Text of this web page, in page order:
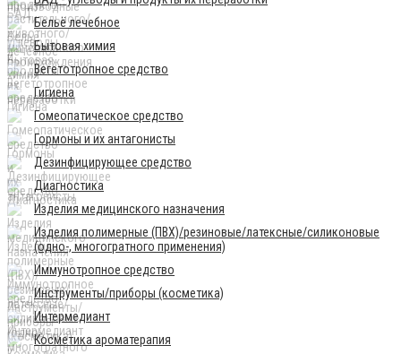
Бельё лечебное
Бытовая химия
Вегетотропное средство
Гигиена
Гомеопатическое средство
Гормоны и их антагонисты
Дезинфицирующее средство
Диагностика
Изделия медицинского назначения
Изделия полимерные (ПВХ)/резиновые/латексные/силиконовые
(одно-, многогратного применения)
Иммунотропное средство
Инструменты/приборы (косметика)
Интермедиант
Косметика ароматерапия